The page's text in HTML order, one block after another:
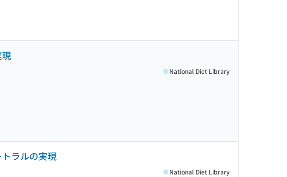
National Diet Library
ラルの実現
National Diet Library